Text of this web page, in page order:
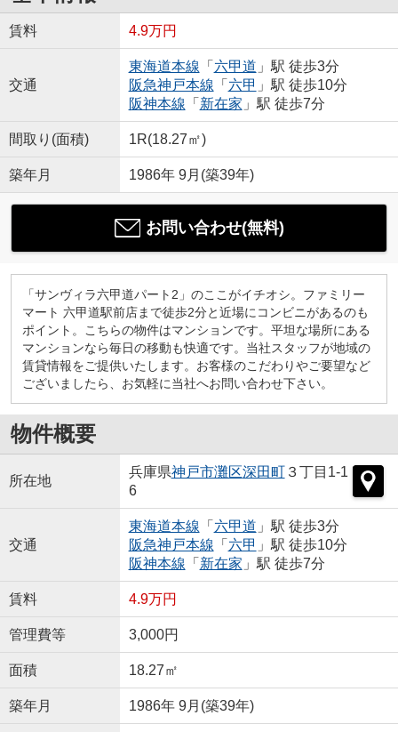
賃料 4.9万円
交通
東海道本線 「 六甲道 」駅 徒歩3分
阪急神戸本線 「 六甲 」駅 徒歩10分
阪神本線 「 新在家 」駅 徒歩7分
間取り(面積) 1R(18.27㎡)
築年月 1986年 9月(築39年)
お問い合わせ(無料)
「サンヴィラ六甲道パート2」のここがイチオシ。ファミリー
マート 六甲道駅前店まで徒歩2分と近場にコンビニがあるのも
ポイント。こちらの物件はマンションです。平坦な場所にある
マンションなら毎日の移動も快適です。当社スタッフが地域の
賃貸情報をご提供いたします。お客様のこだわりやご要望など
ございましたら、お気軽に当社へお問い合わせ下さい。
物件概要
所在地
兵庫県神戸市灘区深田町３丁目1-1
6
交通
東海道本線 「 六甲道 」駅 徒歩3分
阪急神戸本線 「 六甲 」駅 徒歩10分
阪神本線 「 新在家 」駅 徒歩7分
賃料 4.9万円
管理費等 3,000円
面積 18.27㎡
築年月 1986年 9月(築39年)